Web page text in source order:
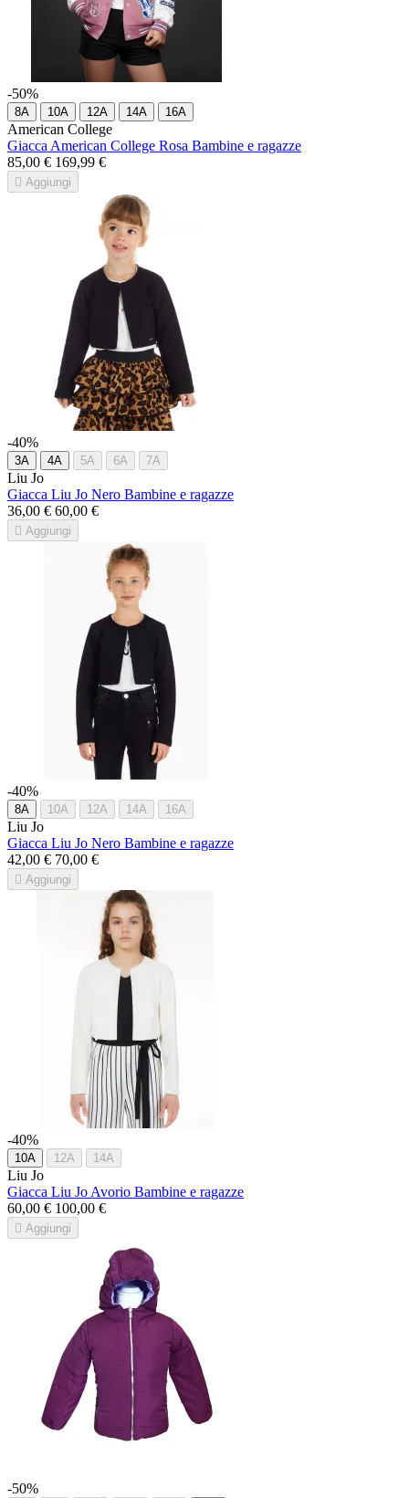
-50%
8A 10A 12A 14A 16A
American College
Giacca American College Rosa Bambine e ragazze
85,00 € 169,99 €
 Aggiungi
-40%
3A 4A 5A 6A 7A
Liu Jo
Giacca Liu Jo Nero Bambine e ragazze
36,00 € 60,00 €
 Aggiungi
-40%
8A 10A 12A 14A 16A
Liu Jo
Giacca Liu Jo Nero Bambine e ragazze
42,00 € 70,00 €
 Aggiungi
-40%
10A 12A 14A
Liu Jo
Giacca Liu Jo Avorio Bambine e ragazze
60,00 € 100,00 €
 Aggiungi
-50%